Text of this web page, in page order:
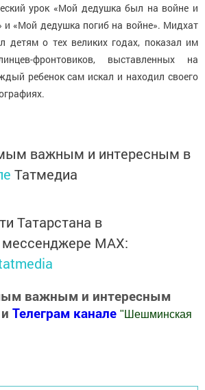
урок «Мой дедушка был на войне и
и «Мой дедушка погиб на войне». Мидхат
детям о тех великих годах, показал им
фронтовиков, выставленных на
ребенок сам искал и находил своего
важным и интересным в
Татмедиа
Татарстана в
MАХ:
важным и интересным
и Телеграм канале " Шешминская